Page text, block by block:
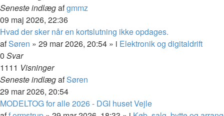
Seneste indlægafgmmz
09 maj 2026, 22:36
Hvad der sker når en kortslutning ikke opdages.
afSøren » 29 mar 2026, 20:54 » i Elektronik og digitaldrift
0 Svar
1111 Visninger
Seneste indlægafSøren
29 mar 2026, 20:54
MODELTOG for alle 2026 - DGI huset Vejle